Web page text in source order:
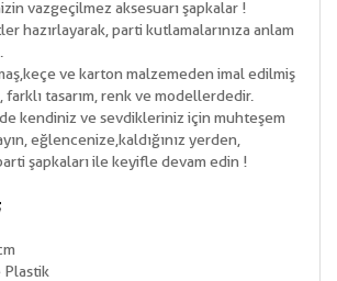
vazgeçilmez aksesuarı şapkalar !
hazırlayarak, parti kutlamalarınıza anlam
ve karton malzemeden imal edilmiş
farklı tasarım, renk ve modellerdedir.
kendiniz ve sevdikleriniz için muhteşem
eğlencenize,kaldığınız yerden,
şapkaları ile keyifle devam edin !
Plastik